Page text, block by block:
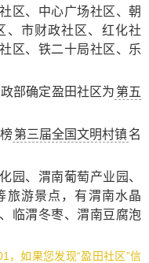
区、中心广场社区、朝
、市财政社区、红化社
区、铁二十局社区、乐
部确定盈田社区为 第五
第三届全国文明村镇名
园 、 渭南葡萄产业园 、
旅游景点，有渭南水晶
、 临渭冬枣、渭南豆腐泡
如果您发现“盈田社区”信